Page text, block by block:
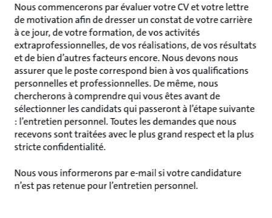
Nous commencerons par évaluer votre CV et votre lettre
de motivation afin de dresser un constat de votre carrière
à ce jour, de votre formation, de vos activités
extraprofessionnelles, de vos réalisations, de vos résultats
et de bien d’autres facteurs encore. Nous devons nous
assurer que le poste correspond bien à vos qualifications
personnelles et professionnelles. De même, nous
chercherons à comprendre qui vous êtes avant de
sélectionner les candidats qui passeront à l’étape suivante
: l’entretien personnel. Toutes les demandes que nous
recevons sont traitées avec le plus grand respect et la plus
stricte confidentialité.
Nous vous informerons par e-mail si votre candidature
n’est pas retenue pour l’entretien personnel.